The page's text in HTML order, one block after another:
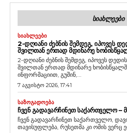
ᲡᲘᲐᲮᲚᲔᲔᲑᲘ
ᲡᲘᲐᲮᲚᲔᲔᲑᲘ
2-ᲓᲦᲘᲐᲜᲘ ᲫᲔᲑᲜᲘᲡ ᲨᲔᲛᲓᲔᲒ, ᲘᲞᲝᲕᲔᲡ
ᲨᲕᲘᲚᲗᲐᲜ ᲔᲠᲗᲐᲓ ᲛᲓᲘᲜᲐᲠᲔ
2-დღიანი ძებნის შემდეგ, იპოვეს
შვილთან ერთად მდინარე
ინფორმაციით, გუშინ,...
7 აგვისტო 2026, 17:41
ᲡᲐᲖᲝᲒᲐᲓᲝᲔᲑᲐ
ᲩᲕᲔᲜ ᲒᲐᲓᲐᲕᲐᲠᲩᲘᲜᲔᲗ ᲡᲐᲥᲐᲠᲗᲕᲔᲚᲝ –
ჩვენ გადავარჩინეთ საქართველო,
თავისუფლება, რუსეთმა კი ომის ვერც